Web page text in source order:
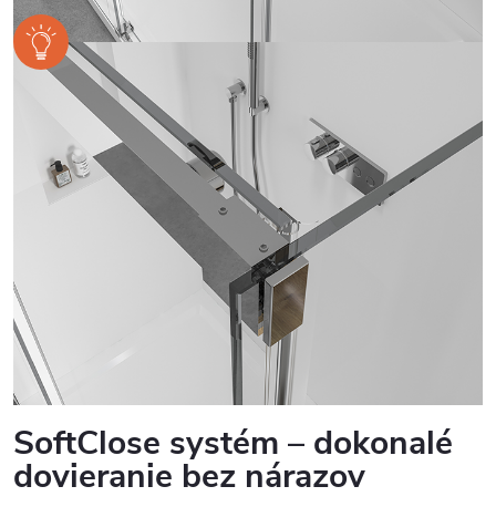
SoftClose systém – dokonalé
dovieranie bez nárazov